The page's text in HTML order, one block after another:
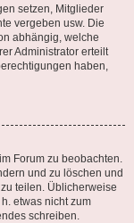
setzen, Mitglieder
vergeben usw. Die
abhängig, welche
Administrator erteilt
haben,
Forum zu beobachten.
und zu löschen und
teilen. Üblicherweise
etwas nicht zum
schreiben.